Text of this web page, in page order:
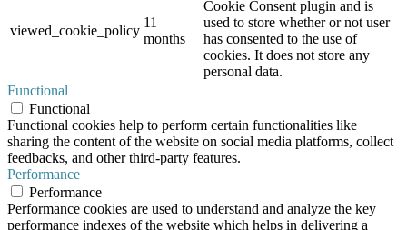
viewed_cookie_policy
11
months
Cookie Consent plugin and is
used to store whether or not user
has consented to the use of
cookies. It does not store any
personal data.
Functional
Functional
Functional cookies help to perform certain functionalities like
sharing the content of the website on social media platforms, collect
feedbacks, and other third-party features.
Performance
Performance
Performance cookies are used to understand and analyze the key
performance indexes of the website which helps in delivering a